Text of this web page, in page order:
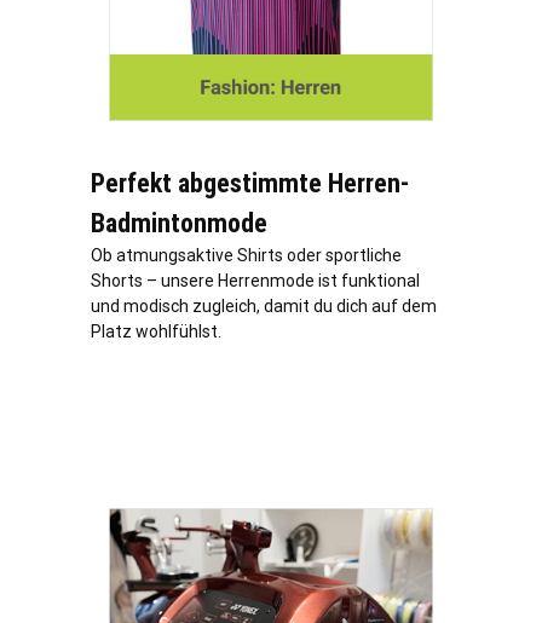
Perfekt abgestimmte Herren-
Badmintonmode
Ob atmungsaktive Shirts oder sportliche
Shorts – unsere Herrenmode ist funktional
und modisch zugleich, damit du dich auf dem
Platz wohlfühlst.